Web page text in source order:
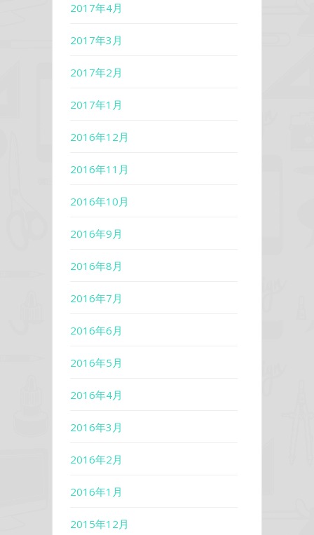
2017年4月
2017年3月
2017年2月
2017年1月
2016年12月
2016年11月
2016年10月
2016年9月
2016年8月
2016年7月
2016年6月
2016年5月
2016年4月
2016年3月
2016年2月
2016年1月
2015年12月